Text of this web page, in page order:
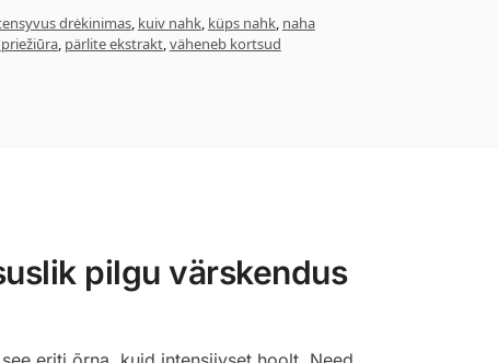
drėkinimas, kuiv nahk, küps nahk, naha
, pärlite ekstrakt,väheneb kortsud
pilgu värskendus